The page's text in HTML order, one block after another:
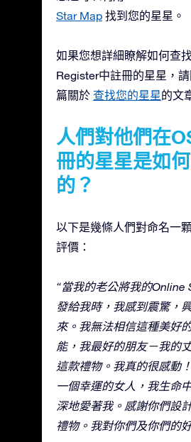
Star Map 找到您的星星。
如果您想詳細瞭解如何查
Register中註冊的星星，
篇關於 查找您的星星的文
人們對他們在
冊的星星是如
的？
以下是幾條人們對命名一
評價：
“當我的老公將我的Online
發給我時，我感到震驚，
來。我無法相信這種美好
能，我最好的朋友－我的
這款禮物。我真的很感動
一個幸運的女人，我生命
深地愛著我。感謝你們設
禮物。我對你們及你們的